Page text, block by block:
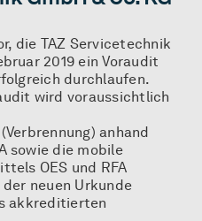
die TAZ Servicetechnik
2019 ein Voraudit
durchlaufen.
wird voraussichtlich
anhand
sowie die mobile
OES und RFA
neuen Urkunde
akkreditierten